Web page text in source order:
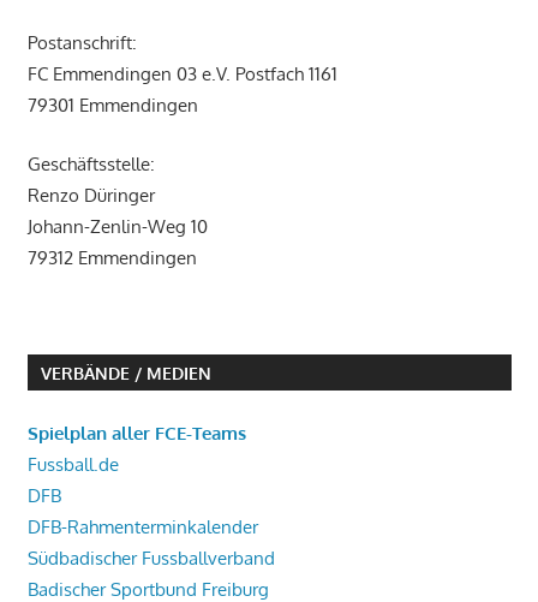
Postanschrift:
FC Emmendingen 03 e.V. Postfach 1161
79301 Emmendingen
Geschäftsstelle:
Renzo Düringer
Johann-Zenlin-Weg 10
79312 Emmendingen
VERBÄNDE / MEDIEN
Spielplan aller FCE-Teams
Fussball.de
DFB
DFB-Rahmenterminkalender
Südbadischer Fussballverband
Badischer Sportbund Freiburg